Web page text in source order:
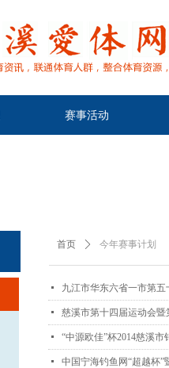
赛事活动
넷 九江市华东六省一市第
넷 慈溪市第十四届运动会
넷 “中源欧佳”杯2014慈溪市
넷 中国宁海钓鱼网“超越杯
首页 ꄲ 今年赛事计划